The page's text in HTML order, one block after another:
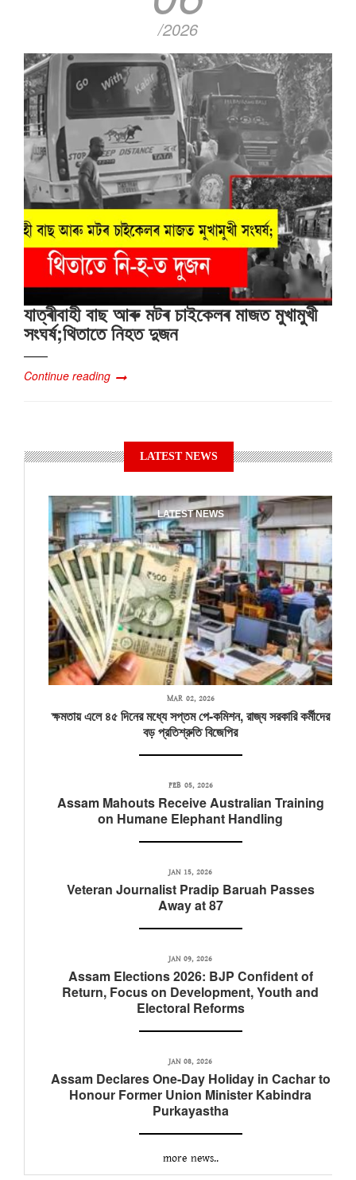
/2026
যাত্ৰীবাহী বাছ আৰু মটৰ চাইকেলৰ মাজত মুখামুখী
সংঘৰ্ষ;থিতাতে নিহত দুজন
Continue reading
LATEST NEWS
LATEST NEWS
MAR 02, 2026
ক্ষমতায় এলে ৪৫ দিনের মধ্যে সপ্তম পে-কমিশন, রাজ্য সরকারি কর্মীদের
বড় প্রতিশ্রুতি বিজেপির
FEB 05, 2026
Assam Mahouts Receive Australian Training
on Humane Elephant Handling
JAN 15, 2026
Veteran Journalist Pradip Baruah Passes
Away at 87
JAN 09, 2026
Assam Elections 2026: BJP Confident of
Return, Focus on Development, Youth and
Electoral Reforms
JAN 08, 2026
Assam Declares One-Day Holiday in Cachar to
Honour Former Union Minister Kabindra
Purkayastha
more news..